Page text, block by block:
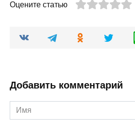
Оцените статью
Добавить комментарий
Имя
*